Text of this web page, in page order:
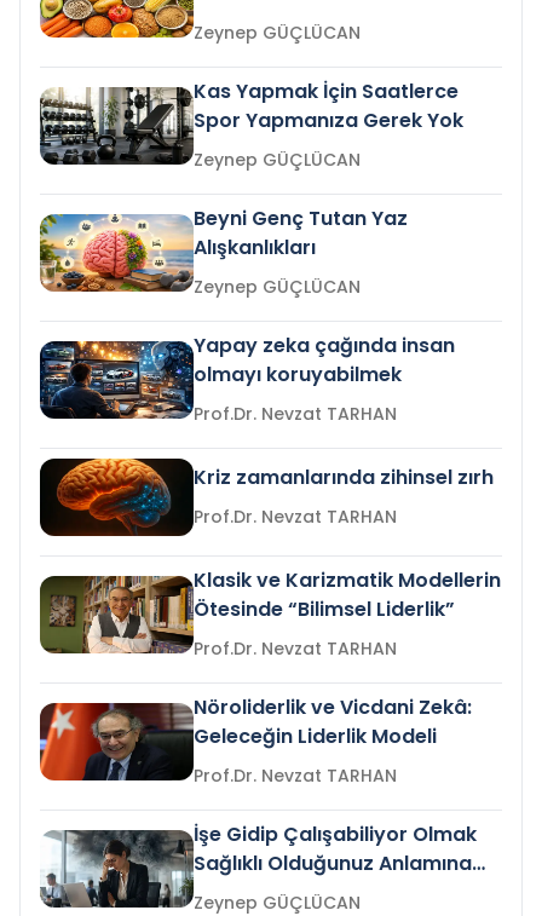
Zeynep GÜÇLÜCAN
Kas Yapmak İçin Saatlerce
Spor Yapmanıza Gerek Yok
Zeynep GÜÇLÜCAN
Beyni Genç Tutan Yaz
Alışkanlıkları
Zeynep GÜÇLÜCAN
Yapay zeka çağında insan
olmayı koruyabilmek
Prof.Dr. Nevzat TARHAN
Kriz zamanlarında zihinsel zırh
Prof.Dr. Nevzat TARHAN
Klasik ve Karizmatik Modellerin
Ötesinde “Bilimsel Liderlik”
Prof.Dr. Nevzat TARHAN
Nöroliderlik ve Vicdani Zekâ:
Geleceğin Liderlik Modeli
Prof.Dr. Nevzat TARHAN
İşe Gidip Çalışabiliyor Olmak
Sağlıklı Olduğunuz Anlamına
Gelir mi?Zeynep GÜÇLÜCAN